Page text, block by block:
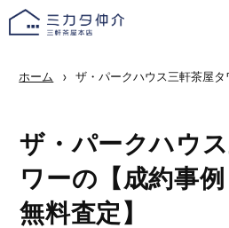
ホーム ザ・パークハウス三軒茶屋
ザ・パークハウ
ワーの【成約事例
無料査定】